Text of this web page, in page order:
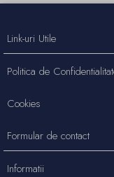
Link-uri Utile
Politica de
Cookies
Formular de contact
Informatii